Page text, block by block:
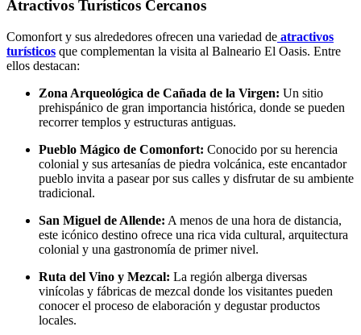
Atractivos Turísticos Cercanos
Comonfort y sus alrededores ofrecen una variedad de atractivos
turísticos que complementan la visita al Balneario El Oasis. Entre
ellos destacan:
Zona Arqueológica de Cañada de la Virgen: Un sitio
prehispánico de gran importancia histórica, donde se pueden
recorrer templos y estructuras antiguas.
Pueblo Mágico de Comonfort: Conocido por su herencia
colonial y sus artesanías de piedra volcánica, este encantador
pueblo invita a pasear por sus calles y disfrutar de su ambiente
tradicional.
San Miguel de Allende: A menos de una hora de distancia,
este icónico destino ofrece una rica vida cultural, arquitectura
colonial y una gastronomía de primer nivel.
Ruta del Vino y Mezcal: La región alberga diversas
vinícolas y fábricas de mezcal donde los visitantes pueden
conocer el proceso de elaboración y degustar productos
locales.